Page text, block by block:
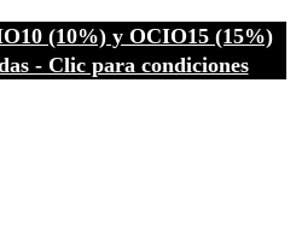
(10%) y OCIO15 (15%)
- Clic para condiciones